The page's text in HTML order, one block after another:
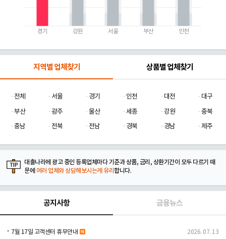
경기 강원 서울 부산 인천
지역별 업체찾기 상품별 업체찾기
전체 서울 경기 인천 대전
대구
부산
광주 울산 세종 강원
충북
충남
전북 전남 경북 경남 제주
대출나라에 광고 중인 등록업체마다 기준과 상품, 금리, 상환기간이 모두 다르기 때
문에 여러 업체와 상담해보시는게 유리합니다.
공지사항 금융뉴스
7월 17일 고객센터 휴무안내 2026. 07. 13